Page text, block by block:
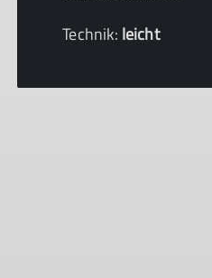
Technik: leicht